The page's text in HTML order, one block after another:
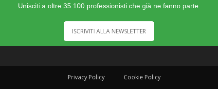
Unisciti a oltre 35.100 professionisti che già ne fanno parte.
ISCRIVITI ALLA NEWSLETTER
Privacy Policy Cookie Policy